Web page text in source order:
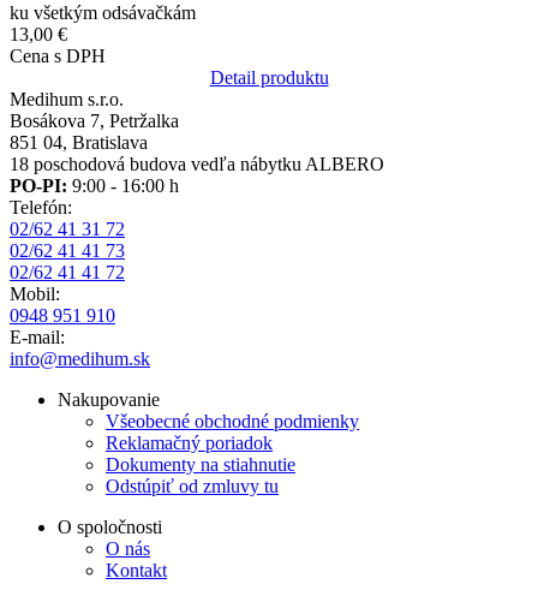
ku všetkým odsávačkám
13,00 €
Cena s DPH
Detail produktu
Medihum s.r.o.
Bosákova 7, Petržalka
851 04, Bratislava
18 poschodová budova vedľa nábytku ALBERO
PO-PI: 9:00 - 16:00 h
Telefón:
02/62 41 31 72
02/62 41 41 73
02/62 41 41 72
Mobil:
0948 951 910
E-mail:
info@medihum.sk
Nakupovanie
Všeobecné obchodné podmienky
Reklamačný poriadok
Dokumenty na stiahnutie
Odstúpiť od zmluvy tu
O spoločnosti
O nás
Kontakt